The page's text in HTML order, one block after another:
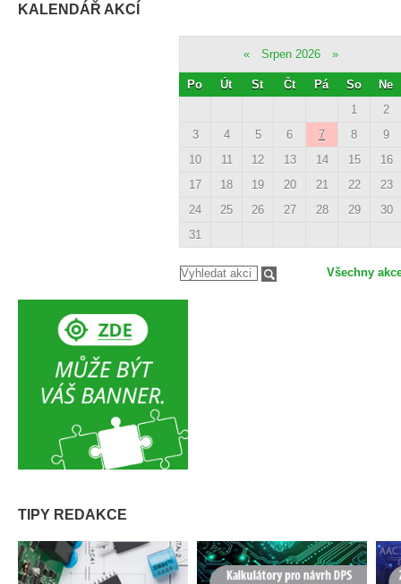
KALENDÁŘ AKCÍ
« Srpen 2026 »
Po Út St Čt Pá So
Ne
1
2
3
4 5 6 7 8
9
10
11 12 13 14 15
16
17
18 19 20 21 22
23
24
25 26 27 28 29
30
31
Všechny
TIPY REDAKCE